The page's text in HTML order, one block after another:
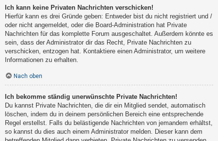
Ich kann keine Privaten Nachrichten verschicken!
Hierfür kann es drei Gründe geben: Entweder bist du nicht registriert und /
oder nicht angemeldet, oder die Board-Administration hat Private
Nachrichten für das komplette Forum ausgeschaltet. Außerdem könnte es
sein, dass der Administrator dir das Recht, Private Nachrichten zu
verschicken, entzogen hat. Kontaktiere einen Administrator, um weitere
Informationen zu erhalten.
Nach oben
Ich bekomme ständig unerwünschte Private Nachrichten!
Du kannst Private Nachrichten, die dir ein Mitglied sendet, automatisch
löschen, indem du in deinem persönlichen Bereich eine entsprechende
Regel erstellst. Falls du belästigende Nachrichten von jemandem erhältst,
so kannst du dies auch einem Administrator melden. Dieser kann dem